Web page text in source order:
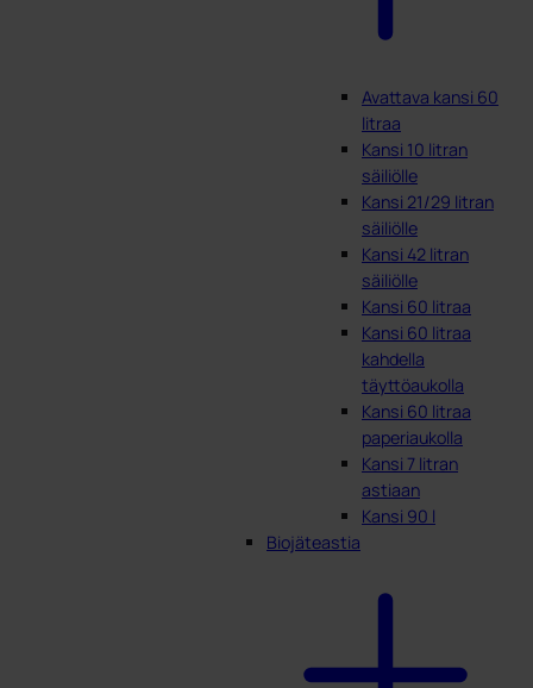
Avattava kansi 60
litraa
Kansi 10 litran
säiliölle
Kansi 21/29 litran
säiliölle
Kansi 42 litran
säiliölle
Kansi 60 litraa
Kansi 60 litraa
kahdella
täyttöaukolla
Kansi 60 litraa
paperiaukolla
Kansi 7 litran
astiaan
Kansi 90 l
Biojäteastia